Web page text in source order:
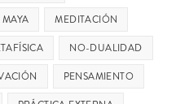
MAYA
MEDITACIÓN
NO-DUALIDAD
PENSAMIENTO